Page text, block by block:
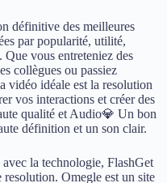
définitive des meilleures
par popularité, utilité,
vous entreteniez des
collègues ou passiez
vidéo idéale est la resolution
vos interactions et créer des
qualité et Audio💎 Un bon
définition et un son clair.
la technologie, FlashGet
Omegle est un site